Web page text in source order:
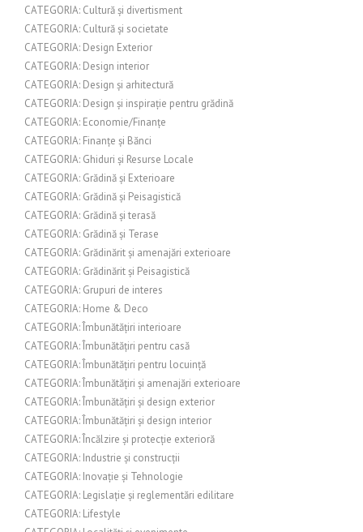
CATEGORIA: Cultură și divertisment
CATEGORIA: Cultură și societate
CATEGORIA: Design Exterior
CATEGORIA: Design interior
CATEGORIA: Design și arhitectură
CATEGORIA: Design și inspirație pentru grădină
CATEGORIA: Economie/Finanțe
CATEGORIA: Finanțe și Bănci
CATEGORIA: Ghiduri și Resurse Locale
CATEGORIA: Grădină și Exterioare
CATEGORIA: Grădină și Peisagistică
CATEGORIA: Grădină și terasă
CATEGORIA: Grădină și Terase
CATEGORIA: Grădinărit și amenajări exterioare
CATEGORIA: Grădinărit și Peisagistică
CATEGORIA: Grupuri de interes
CATEGORIA: Home & Deco
CATEGORIA: Îmbunătățiri interioare
CATEGORIA: Îmbunătățiri pentru casă
CATEGORIA: Îmbunătățiri pentru locuință
CATEGORIA: Îmbunătățiri și amenajări exterioare
CATEGORIA: Îmbunătățiri și design exterior
CATEGORIA: Îmbunătățiri și design interior
CATEGORIA: Încălzire și protecție exterioră
CATEGORIA: Industrie și construcții
CATEGORIA: Inovație și Tehnologie
CATEGORIA: Legislație și reglementări edilitare
CATEGORIA: Lifestyle